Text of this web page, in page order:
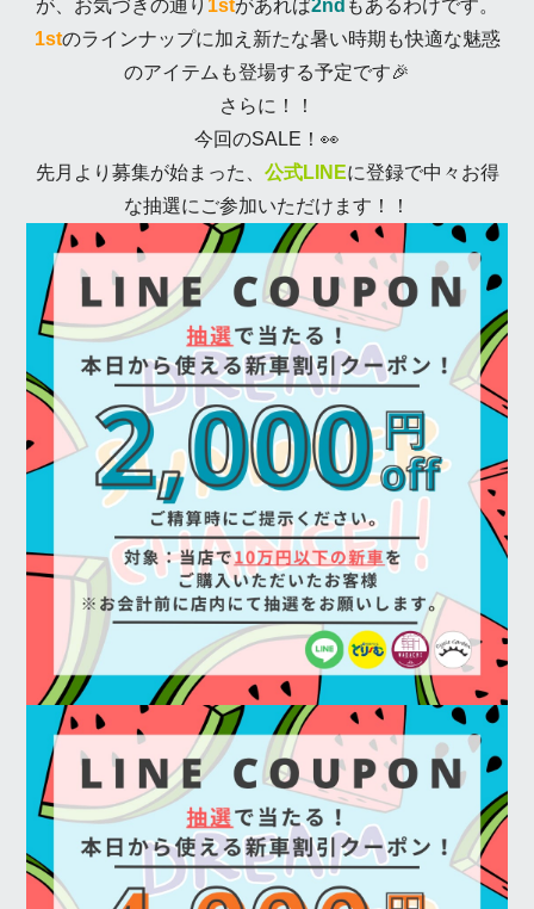
が、お気づきの通り 1stがあれば2nd もあるわけです。
1stのラインナップに加え新たな暑い時期も快適な魅惑
のアイテムも登場する予定です🎉
さらに！！
今回のSALE！👀
先月より募集が始まった、 公式LINEに登録で中々お得
な抽選にご参加いただけます！！